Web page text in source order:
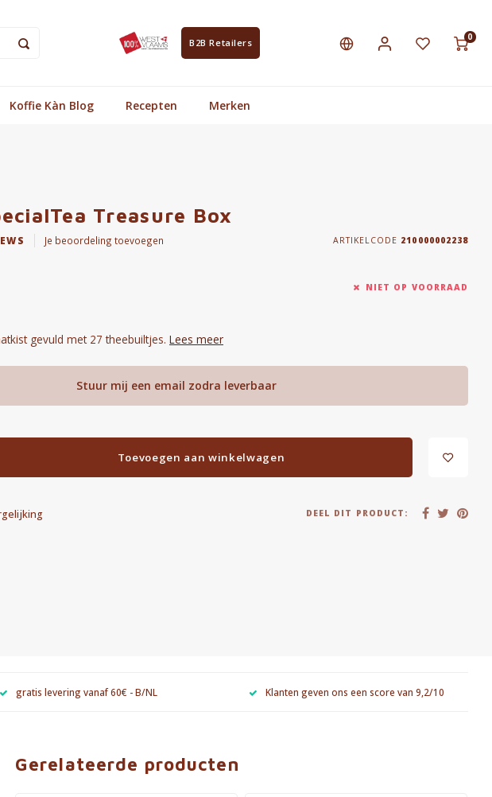
B2B Retailers
0
Koffie Kàn Blog Recepten Merken
Treasure Box
Je beoordeling toevoegen ARTIKELCODE 210000002238
NIET OP VOORRAAD
gevuld met 27 theebuiltjes. Lees meer
Stuur mij een email zodra leverbaar
Toevoegen aan winkelwagen
DEEL DIT PRODUCT:
gratis levering vanaf 60€ - B/NL Klanten geven ons een score van 9,2/10
Gerelateerde producten